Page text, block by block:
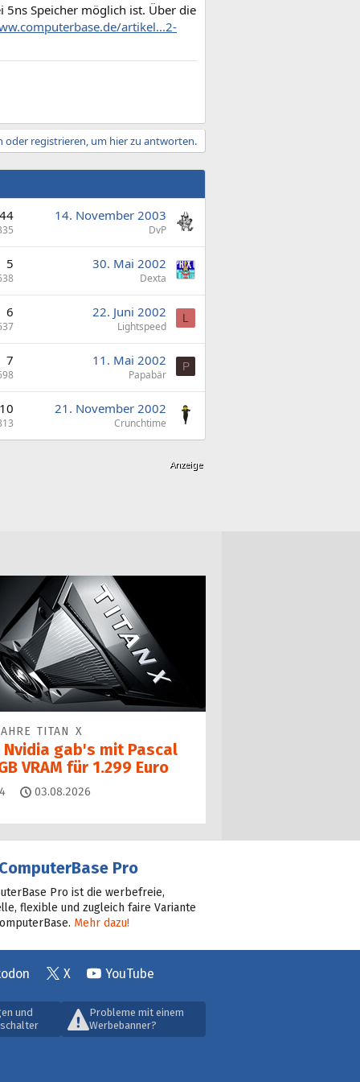
5ns Speicher möglich ist. Über die
artikel...2-
oder registrieren, um hier zu antworten.
44 14. November 2003
DvP
5 30. Mai 2002
Dexta
6 22. Juni 2002
Lightspeed
L
7 11. Mai 2002
Papabär
P
10 21. November 2002
Crunchtime
TITAN X
Nvidia gab's mit Pascal
VRAM für 1.299 Euro
Kommentare
03.08.2026
Pro
Pro ist die werbefreie,
flexible und zugleich faire Variante
Mehr dazu!
X YouTube
und
Probleme mit einem
Werbebanner?